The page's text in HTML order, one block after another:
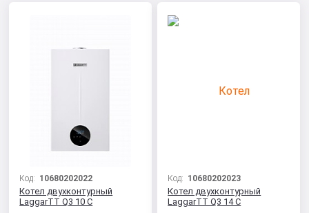
Код: 10680202022
Котел двухконтурный
LaggarTT Q3 10 C
Код: 10680202023
Котел двухконтурный
LaggarTT Q3 14 C